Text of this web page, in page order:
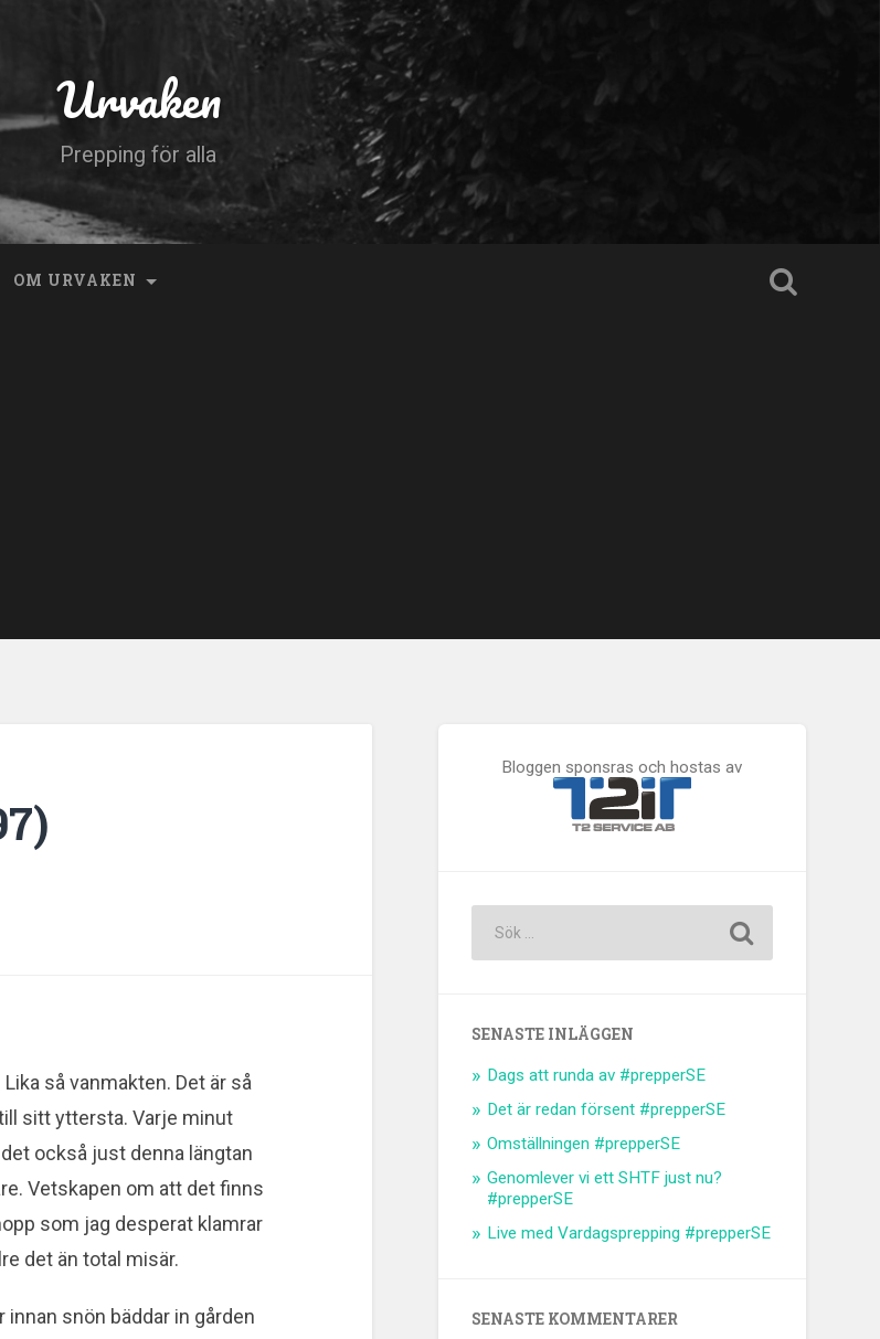
Urvaken
Prepping för alla
OM URVAKEN
så vanmakten. Det är så
sitt yttersta. Varje minut
också just denna längtan
Vetskapen om att det finns
som jag desperat klamrar
det än total misär.
snön bäddar in gården
Bloggen sponsras och hostas av
SENASTE INLÄGGEN
Dags att runda av #prepperSE
Det är redan försent #prepperSE
Omställningen #prepperSE
Genomlever vi ett SHTF just nu?
#prepperSE
Live med Vardagsprepping #prepperSE
SENASTE KOMMENTARER